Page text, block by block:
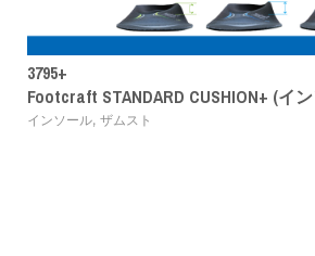
CUSHION+ (インソール) [10%OFF]